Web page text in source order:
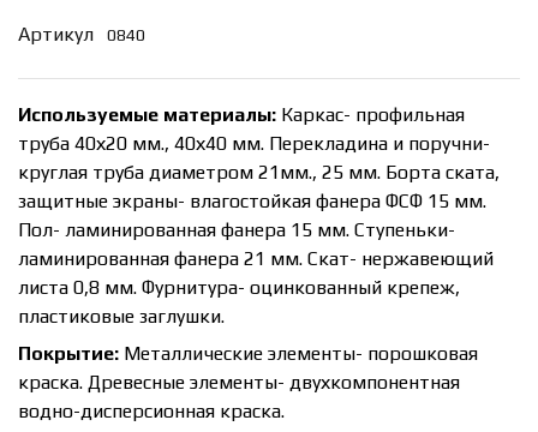
Артикул 0840
Используемые материалы: Каркас- профильная
труба 40х20 мм., 40х40 мм. Перекладина и поручни-
круглая труба диаметром 21мм., 25 мм. Борта ската,
защитные экраны- влагостойкая фанера ФСФ 15 мм.
Пол- ламинированная фанера 15 мм. Ступеньки-
ламинированная фанера 21 мм. Скат- нержавеющий
листа 0,8 мм. Фурнитура- оцинкованный крепеж,
пластиковые заглушки.
Покрытие: Металлические элементы- порошковая
краска. Древесные элементы- двухкомпонентная
водно-дисперсионная краска.